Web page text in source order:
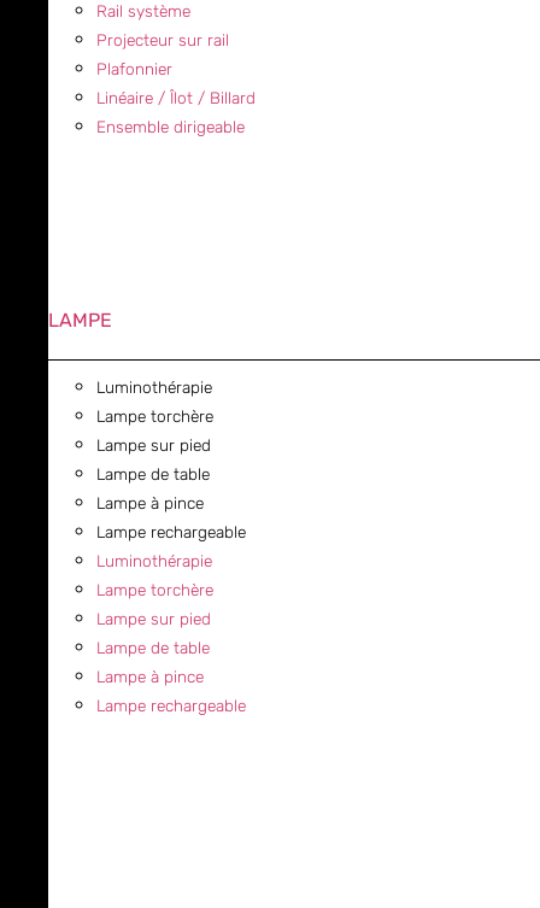
Rail système
Projecteur sur rail
Plafonnier
Linéaire / Îlot / Billard
Ensemble dirigeable
LAMPE
Luminothérapie
Lampe torchère
Lampe sur pied
Lampe de table
Lampe à pince
Lampe rechargeable
Luminothérapie
Lampe torchère
Lampe sur pied
Lampe de table
Lampe à pince
Lampe rechargeable